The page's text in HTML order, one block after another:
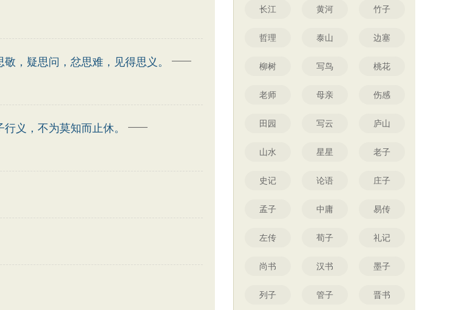
，疑思问，忿思难，见得思义。 ——
义，不为莫知而止休。 ——
长江 黄河 竹子
哲理 泰山 边塞
柳树 写鸟 桃花
老师 母亲 伤感
田园 写云 庐山
山水 星星 老子
史记 论语 庄子
孟子 中庸 易传
左传 荀子 礼记
尚书 汉书 墨子
列子 管子 晋书